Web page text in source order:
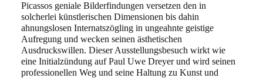
Picassos geniale Bilderfindungen versetzen den in
solcherlei künstlerischen Dimensionen bis dahin
ahnungslosen Internatszögling in ungeahnte geistige
Aufregung und wecken seinen ästhetischen
Ausdruckswillen. Dieser Ausstellungsbesuch wirkt wie
eine Initialzündung aufPaul Uwe Dreyer und wird seinen
professionellen Weg und seine Haltung zu Kunst und